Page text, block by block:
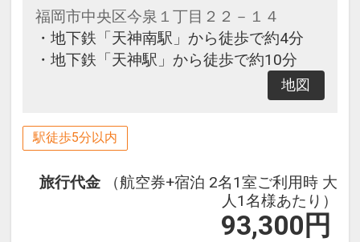
福岡市中央区今泉１丁目２２－１４
・地下鉄「天神南駅」から徒歩で約4分
・地下鉄「天神駅」から徒歩で約10分
地図
駅徒歩5分以内
旅行代金
（航空券+宿泊 2名1室ご利用時 大
人1名様あたり）
93,300 円